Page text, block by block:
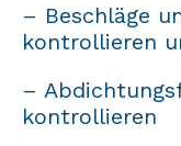
– Beschläge
kontrollieren
–
kontrollieren